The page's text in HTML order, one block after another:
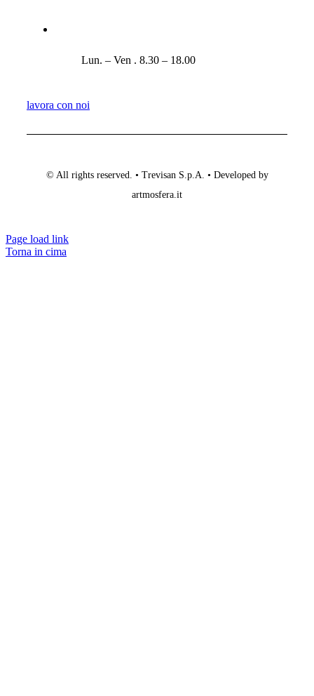
Lun. – Ven . 8.30 – 18.00
lavora con noi
© All rights reserved. • Trevisan S.p.A. • Developed by
artmosfera.it
Page load link
Torna in cima